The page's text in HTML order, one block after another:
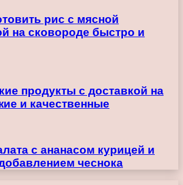
рис с мясной
на сковороде быстро и
продукты с доставкой на
и качественные
с ананасом курицей и
чеснока